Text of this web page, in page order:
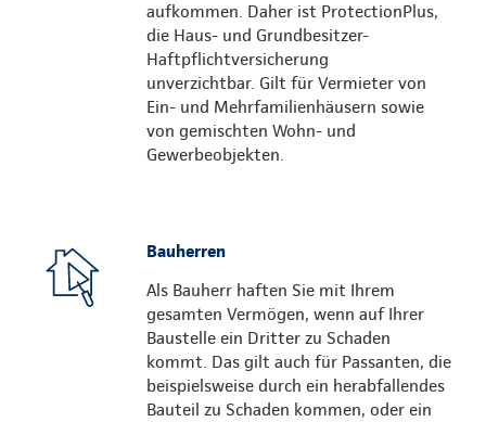
aufkommen. Daher ist ProtectionPlus,
die Haus- und Grundbesitzer-
Haftpflichtversicherung
unverzichtbar. Gilt für Vermieter von
Ein- und Mehrfamilienhäusern sowie
von gemischten Wohn- und
Gewerbeobjekten.
Bauherren
Als Bauherr haften Sie mit Ihrem
gesamten Vermögen, wenn auf Ihrer
Baustelle ein Dritter zu Schaden
kommt. Das gilt auch für Passanten, die
beispielsweise durch ein herabfallendes
Bauteil zu Schaden kommen, oder ein